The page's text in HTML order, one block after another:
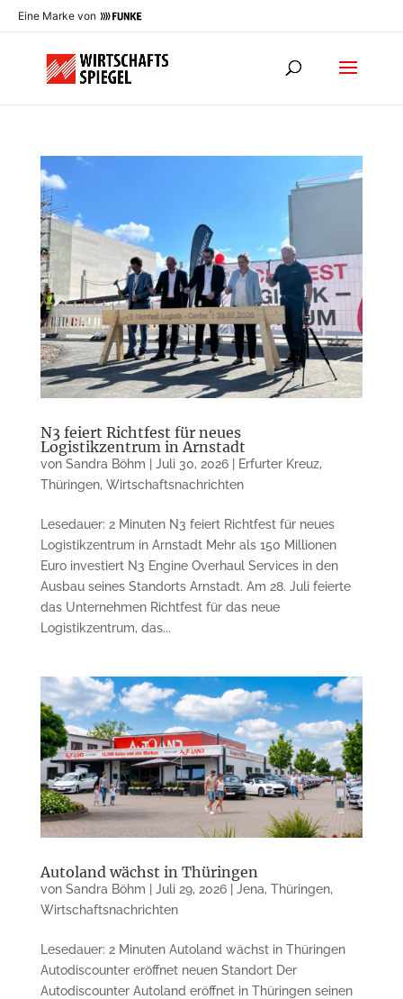
Eine Marke von
N3 feiert Richtfest für neues
Logistikzentrum in Arnstadt
von Sandra Böhm Juli 30, 2026| Erfurter Kreuz,
Thüringen, Wirtschaftsnachrichten
Lesedauer: 2 Minuten N3 feiert Richtfest für neues
Logistikzentrum in Arnstadt Mehr als 150 Millionen
Euro investiert N3 Engine Overhaul Services in den
Ausbau seines Standorts Arnstadt. Am 28. Juli feierte
das Unternehmen Richtfest für das neue
Logistikzentrum, das...
Autoland wächst in Thüringen
von Sandra Böhm Juli 29, 2026| Jena, Thüringen,
Wirtschaftsnachrichten
Lesedauer: 2 Minuten Autoland wächst in Thüringen
Autodiscounter eröffnet neuen Standort Der
Autodiscounter Autoland eröffnet in Thüringen seinen